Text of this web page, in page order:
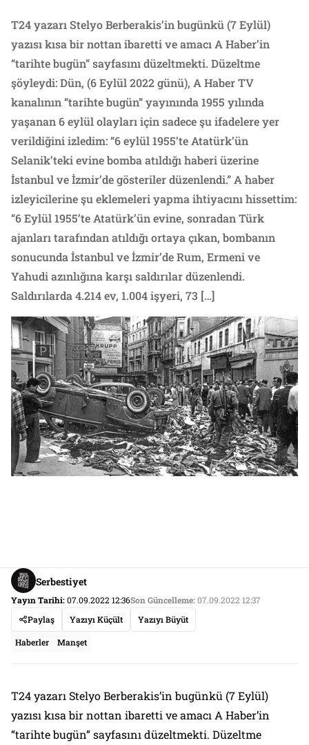
T24 yazarı Stelyo Berberakis’in bugünkü (7 Eylül)
yazısı kısa bir nottan ibaretti ve amacı A Haber’in
“tarihte bugün” sayfasını düzeltmekti. Düzeltme
şöyleydi: Dün, (6 Eylül 2022 günü), A Haber TV
kanalının “tarihte bugün” yayınında 1955 yılında
yaşanan 6 eylül olayları için sadece şu ifadelere yer
verildiğini izledim: “6 eylül 1955’te Atatürk’ün
Selanik’teki evine bomba atıldığı haberi üzerine
İstanbul ve İzmir’de gösteriler düzenlendi.” A haber
izleyicilerine şu eklemeleri yapma ihtiyacını hissettim:
“6 Eylül 1955’te Atatürk’ün evine, sonradan Türk
ajanları tarafından atıldığı ortaya çıkan, bombanın
sonucunda İstanbul ve İzmir’de Rum, Ermeni ve
Yahudi azınlığına karşı saldırılar düzenlendi.
Saldırılarda 4.214 ev, 1.004 işyeri, 73 […]
Serbestiyet
Yayın Tarihi:07.09.2022 12:36Son Güncelleme:07.09.2022 12:37
Paylaş
Yazıyı Küçült Yazıyı Büyüt
Haberler Manşet
T24 yazarı Stelyo Berberakis’in bugünkü (7 Eylül)
yazısı kısa bir nottan ibaretti ve amacı A Haber’in
“tarihte bugün” sayfasını düzeltmekti. Düzeltme